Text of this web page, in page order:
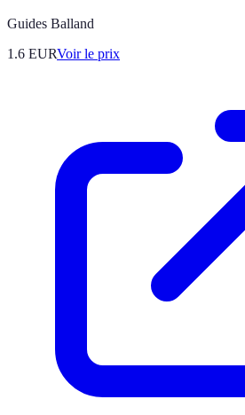
Guides Balland
1.6 EURVoir le prix